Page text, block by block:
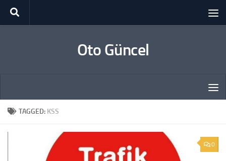
Skip to content
Oto Güncel
TAGGED: KSS
0